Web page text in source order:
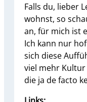
Falls du, lieber
wohnst, so
an, für mich ist
Ich kann nur
sich diese
viel mehr
die ja de facto